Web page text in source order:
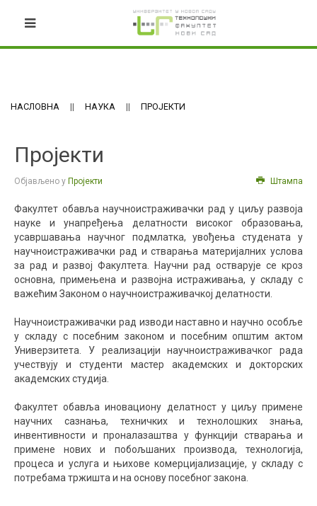
НАСЛОВНА НАУКА ПРОЈЕКТИ
Пројекти
Објављено у Пројекти Штампа
Факултет обавља научноистраживачки рад у циљу развоја
науке и унапређења делатности високог образовања,
усавршавања научног подмлатка, увођења студената у
научноистраживачки рад и стварања материјалних услова
за рад и развој Факултета. Научни рад остварује се кроз
основна, примењена и развојна истраживања, у складу с
важећим Законом о научноистраживачкој делатности.
Научноистраживачки рад изводи наставно и научно особље
у складу с посебним законом и посебним општим актом
Универзитета. У реализацији научноистраживачког рада
учествују и студенти мастер академских и докторских
академских студија.
Факултет обавља иновациону делатност у циљу примене
научних сазнања, техничких и технолошких знања,
инвентивности и проналазаштва у функцији стварања и
примене нових и побољшаних производа, технологија,
процеса и услуга и њихове комерцијализације, у складу с
потребама тржишта и на основу посебног закона.